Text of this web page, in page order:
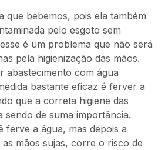
que bebemos, pois ela também
pelo esgoto sem
é um problema que não será
pela higienização das mãos.
abastecimento com água
bastante eficaz é ferver a
que a correta higiene das
sendo de suma importância.
ferve a água, mas depois a
mãos sujas, corre o risco de